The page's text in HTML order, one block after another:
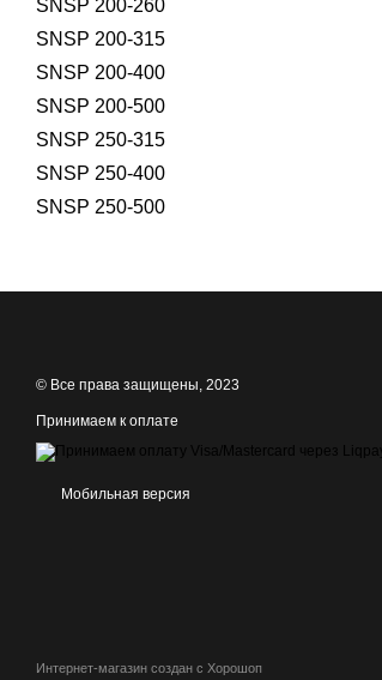
SNSP 200-260
SNSP 200-315
SNSP 200-400
SNSP 200-500
SNSP 250-315
SNSP 250-400
SNSP 250-500
© Все права защищены, 2023
Принимаем к оплате
Мобильная версия
Интернет-магазин создан с Хорошоп